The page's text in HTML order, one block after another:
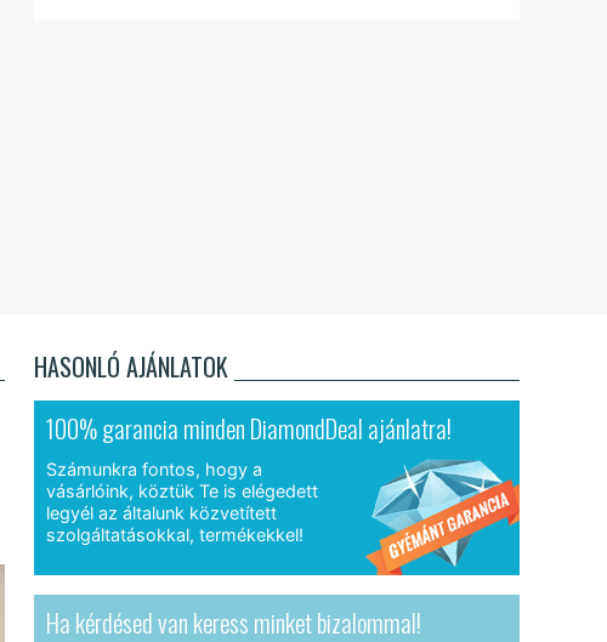
HASONLÓ AJÁNLATOK
100% garancia minden DiamondDeal ajánlatra!
Számunkra fontos, hogy a
vásárlóink, köztük Te is elégedett
legyél az általunk közvetített
szolgáltatásokkal, termékekkel!
Ha kérdésed van keress minket bizalommal!